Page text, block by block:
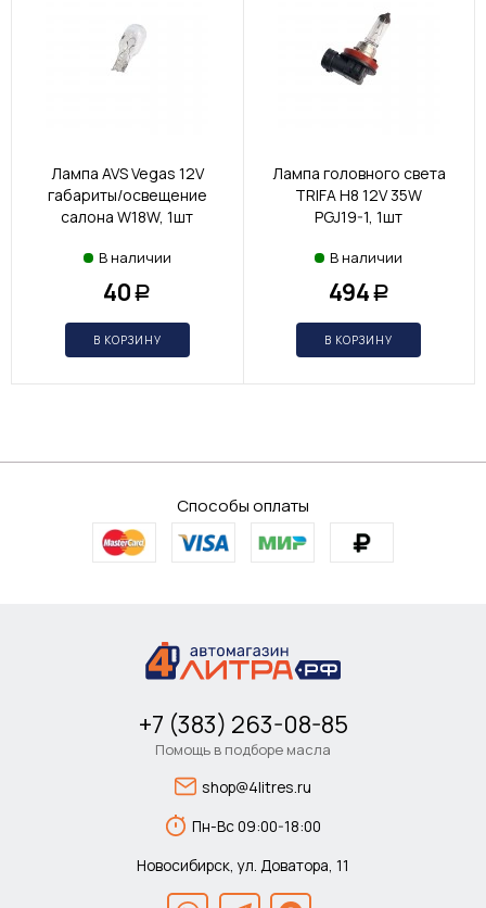
Лампа AVS Vegas 12V
габариты/освещение
салона W18W, 1шт
В наличии
40 Р
В КОРЗИНУ
Лампа головного света
TRIFA H8 12V 35W
PGJ19-1, 1шт
В наличии
494 Р
В КОРЗИНУ
Способы оплаты
+7 (383) 263-08-85
Помощь в подборе масла
shop@4litres.ru
Пн-Вс 09:00-18:00
Новосибирск, ул. Доватора, 11